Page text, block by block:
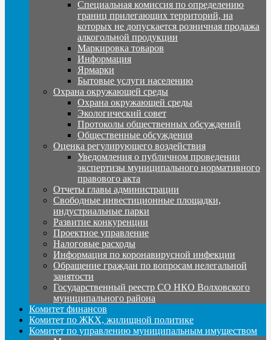
Специальная комиссия по определению
границ прилегающих территорий, на
которых не допускается розничная продажа
алкогольной продукции
Маркировка товаров
Информация
Ярмарки
Бытовые услуги населению
Охрана окружающей среды
Охрана окружающей среды
Экологический совет
Протоколы общественных обсуждений
Общественные обсуждения
Оценка регулирующего воздействия
Уведомления о публичном проведении
экспертизы муниципального нормативного
правового акта
Отчеты главы администрации
Свободные инвестиционные площадки,
индустриальные парки
Развитие конкуренции
Проектное управление
Налоговые расходы
Информация по коронавирусной инфекции
Обращение граждан по вопросам нелегальной
занятости
Государственный реестр СО НКО Волховского
муниципального района
Комитет финансов
Комитет по ЖКХ, жилищной политике
Комитет по управлению муниципальным имуществом